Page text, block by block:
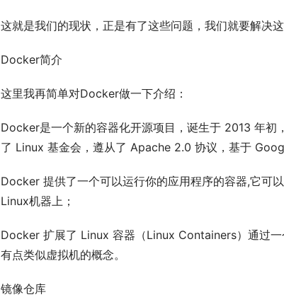
这就是我们的现状，正是有了这些问题，我们就要解决这
Docker简介
这里我再简单对Docker做一下介绍：
Docker是一个新的容器化开源项目，诞生于 2013 年
了 Linux 基金会，遵从了 Apache 2.0 协议，基于
Docker 提供了一个可以运行你的应用程序的容器,它可
Linux机器上；
Docker 扩展了 Linux 容器（Linux Containers）通过
有点类似虚拟机的概念。
镜像仓库